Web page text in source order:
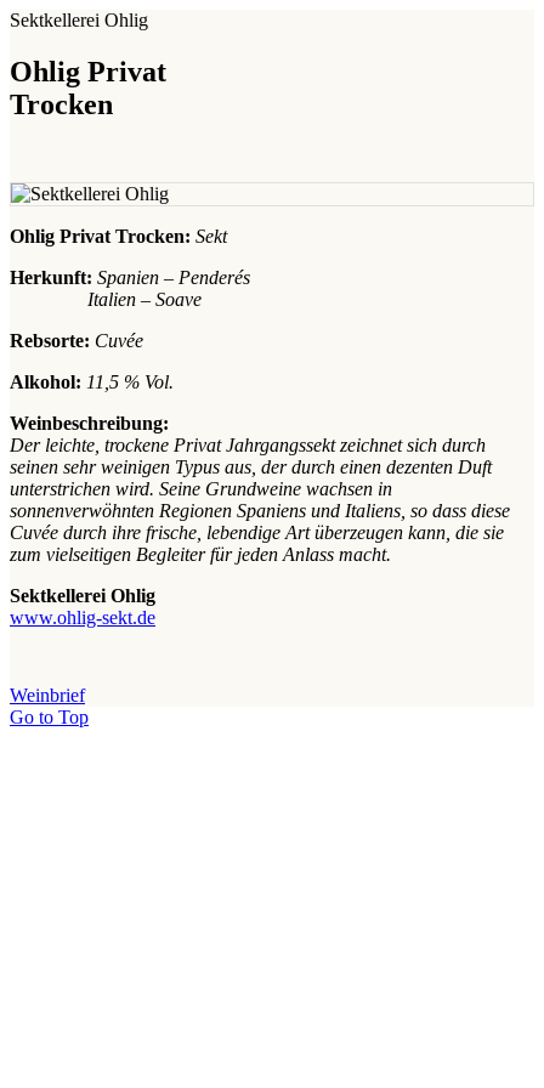
Sektkellerei Ohlig
Ohlig Privat
Trocken
Ohlig Privat Trocken: Sekt
Herkunft: Spanien – Penderés
Italien – Soave
Rebsorte: Cuvée
Alkohol: 11,5 % Vol.
Weinbeschreibung:
Der leichte, trockene Privat Jahrgangssekt zeichnet sich durch
seinen sehr weinigen Typus aus, der durch einen dezenten Duft
unterstrichen wird. Seine Grundweine wachsen in
sonnenverwöhnten Regionen Spaniens und Italiens, so dass diese
Cuvée durch ihre frische, lebendige Art überzeugen kann, die sie
zum vielseitigen Begleiter für jeden Anlass macht.
Sektkellerei Ohlig
www.ohlig-sekt.de
Weinbrief
Go to Top